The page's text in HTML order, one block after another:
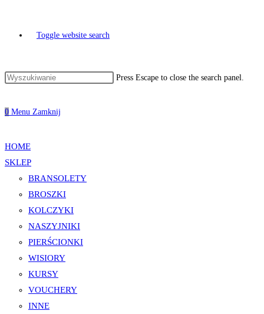
Toggle website search
Press Escape to close the search panel.
0 Menu Zamknij
HOME
SKLEP
BRANSOLETY
BROSZKI
KOLCZYKI
NASZYJNIKI
PIERŚCIONKI
WISIORY
KURSY
VOUCHERY
INNE